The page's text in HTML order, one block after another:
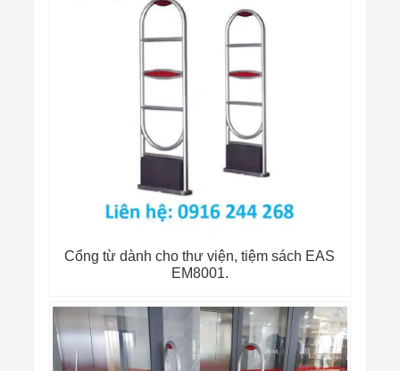
Cổng từ dành cho thư viện, tiệm sách EAS
EM8001.